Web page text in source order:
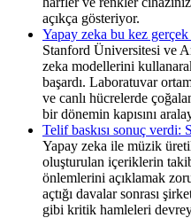
açıkça gösteriyor.
Yapay zeka bu kez
Stanford Üniversitesi ve
zeka modellerini
başardı. Laboratuvar
ve canlı hücrelerde
bir dönemin kapısını
Telif baskısı sonuç verdi:
Yapay zeka ile müzik
oluşturulan içeriklerin
önlemlerini açıklamak
açtığı davalar sonrası
gibi kritik hamleleri